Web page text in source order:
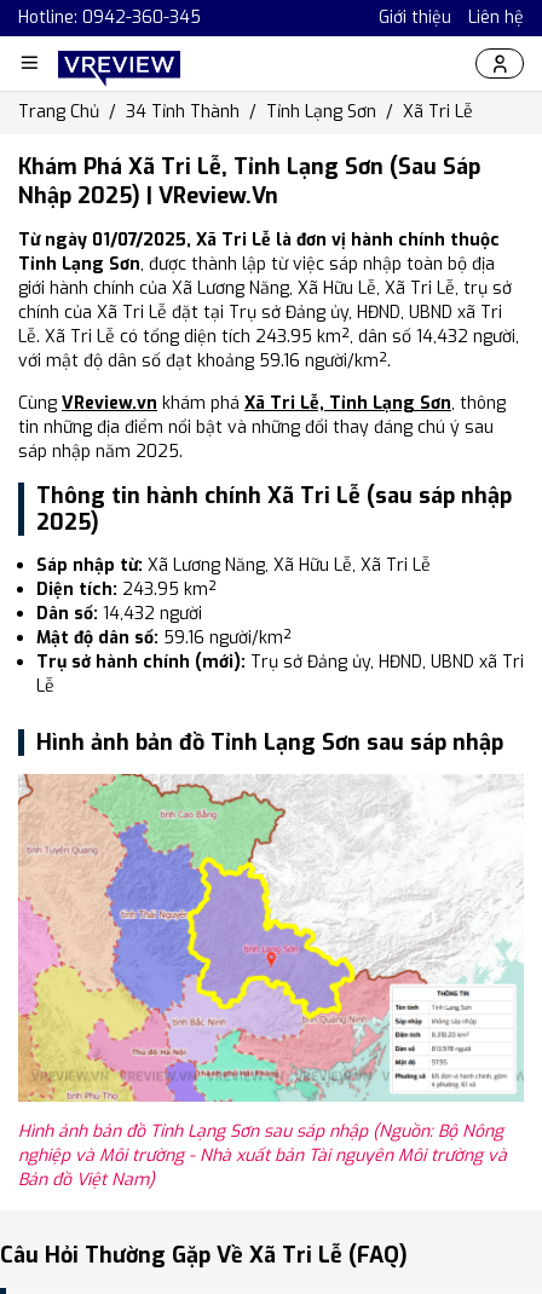
Hotline: 0942-360-345 Giới thiệu Liên hệ
Trang Chủ 34 Tỉnh Thành Tỉnh Lạng Sơn Xã Tri Lễ
Khám Phá Xã Tri Lễ, Tỉnh Lạng Sơn (Sau Sáp
Nhập 2025) | VReview.vn
Từ ngày 01/07/2025, Xã Tri Lễ là đơn vị hành chính thuộc
Tỉnh Lạng Sơn, được thành lập từ việc sáp nhập toàn bộ địa
giới hành chính của Xã Lương Năng, Xã Hữu Lễ, Xã Tri Lễ, trụ sở
chính của Xã Tri Lễ đặt tại Trụ sở Đảng ủy, HĐND, UBND xã Tri
Lễ. Xã Tri Lễ có tổng diện tích 243.95 km², dân số 14,432 người,
với mật độ dân số đạt khoảng 59.16 người/km².
Cùng VReview.vn khám phá Xã Tri Lễ, Tỉnh Lạng Sơn, thông
tin những địa điểm nổi bật và những đổi thay đáng chú ý sau
sáp nhập năm 2025.
Thông tin hành chính Xã Tri Lễ (sau sáp nhập
2025)
Sáp nhập từ: Xã Lương Năng, Xã Hữu Lễ, Xã Tri Lễ
Diện tích: 243.95 km²
Dân số: 14,432 người
Mật độ dân số: 59.16 người/km²
Trụ sở hành chính (mới): Trụ sở Đảng ủy, HĐND, UBND xã Tri
Lễ
Hình ảnh bản đồ Tỉnh Lạng Sơn sau sáp nhập
Hình ảnh bản đồ Tỉnh Lạng Sơn sau sáp nhập (Nguồn: Bộ Nông
nghiệp và Môi trường - Nhà xuất bản Tài nguyên Môi trường và
Bản đồ Việt Nam)
Câu Hỏi Thường Gặp Về Xã Tri Lễ (FAQ)